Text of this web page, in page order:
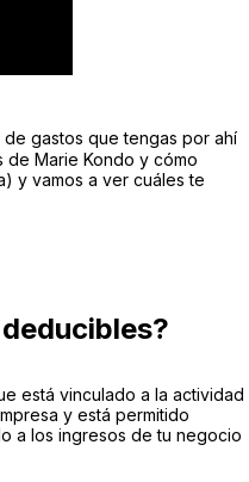
de gastos que tengas por ahí
Marie Kondo y cómo
y vamos a ver cuáles te
está vinculado a la actividad
y está permitido
a los ingresos de tu negocio